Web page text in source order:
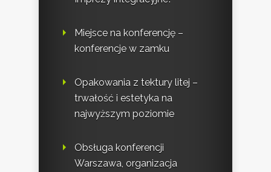
Miejsce na konferencję –
konferencje w zamku
Opakowania z tektury litej –
trwałość i estetyka na
najwyższym poziomie
Obsługa konferencji
Warszawa, organizacja